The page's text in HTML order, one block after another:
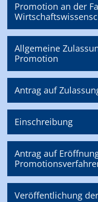
Promotion an der
Allgemeine
Promotion
Antrag auf
Einschreibung
Antrag auf
Veröffentlichung